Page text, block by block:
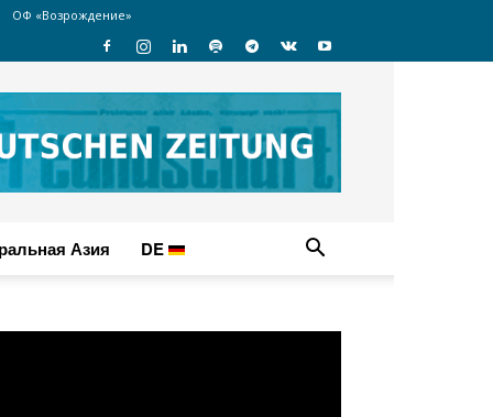
ОФ «Возрождение»
Азия DE